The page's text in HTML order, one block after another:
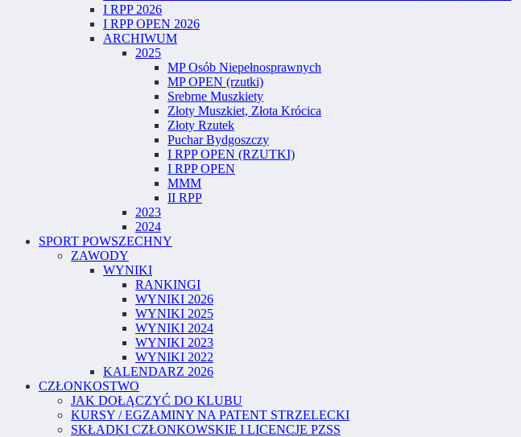
I RPP 2026
I RPP OPEN 2026
ARCHIWUM
2025
MP Osób Niepełnosprawnych
MP OPEN (rzutki)
Srebrne Muszkiety
Złoty Muszkiet, Złota Krócica
Złoty Rzutek
Puchar Bydgoszczy
I RPP OPEN (RZUTKI)
I RPP OPEN
MMM
II RPP
2023
2024
SPORT POWSZECHNY
ZAWODY
WYNIKI
RANKINGI
WYNIKI 2026
WYNIKI 2025
WYNIKI 2024
WYNIKI 2023
WYNIKI 2022
KALENDARZ 2026
CZŁONKOSTWO
JAK DOŁĄCZYĆ DO KLUBU
KURSY / EGZAMINY NA PATENT STRZELECKI
SKŁADKI CZŁONKOWSKIE I LICENCJE PZSS